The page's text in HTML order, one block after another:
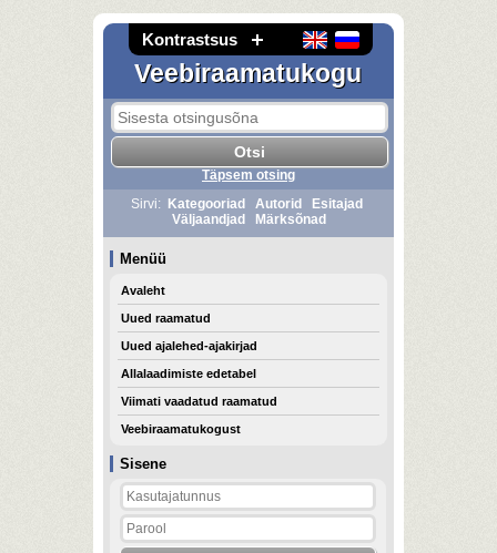
Kontrastsus
Veebiraamatukogu
Sisene
Täpsem otsing
Sirvi:
Kategooriad Autorid
Esitajad
Väljaandjad
Märksõnad
Menüü
Avaleht
Uued raamatud
Uued ajalehed-ajakirjad
Allalaadimiste edetabel
Viimati vaadatud raamatud
Veebiraamatukogust